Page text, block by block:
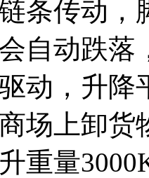
条传动，
自动跌落
动，升降
场上卸货
重量